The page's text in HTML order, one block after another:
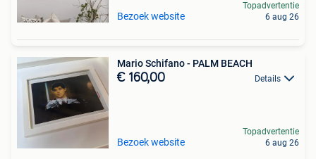
Bezoek website
Topadvertentie
6 aug 26
Mario Schifano - PALM BEACH
€ 160,00 Details
Bezoek website
Topadvertentie
6 aug 26